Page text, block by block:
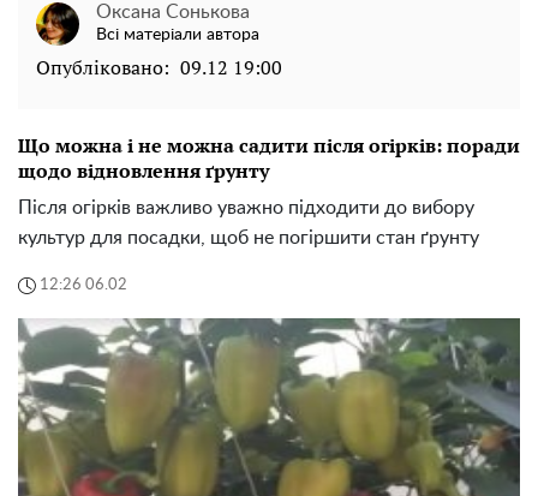
Оксана Сонькова
Всі матеріали автора
Опубліковано: 09.12 19:00
Що можна і не можна садити після огірків: поради
щодо відновлення ґрунту
Після огірків важливо уважно підходити до вибору
культур для посадки, щоб не погіршити стан ґрунту
12:26 06.02